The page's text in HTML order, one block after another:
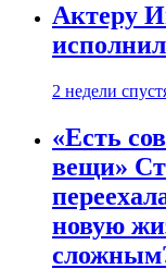
Актеру
2 недели
«Есть
вещи»
новую